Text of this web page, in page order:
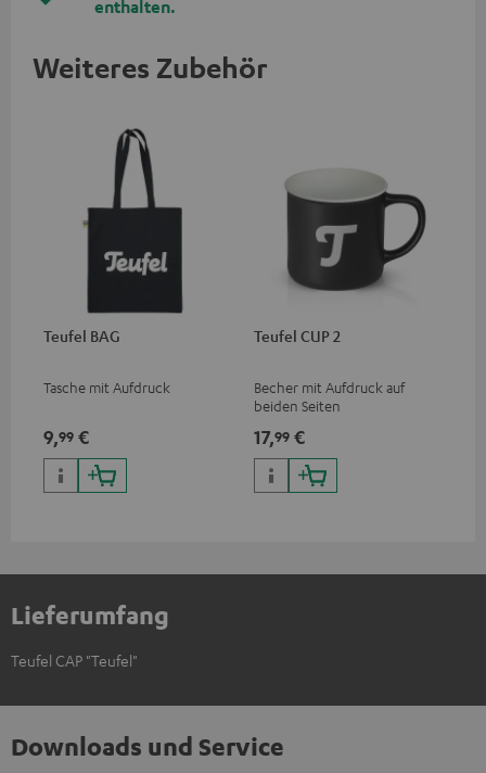
enthalten.
Weiteres Zubehör
Teufel BAG
Tasche mit Aufdruck
9,99 €
Teufel CUP 2
Becher mit Aufdruck auf
beiden Seiten
17,99 €
Lieferumfang
Teufel CAP "Teufel"
Downloads und Service